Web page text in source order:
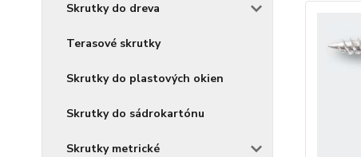
Skrutky do dreva
Terasové skrutky
Skrutky do plastových okien
Skrutky do sádrokartónu
Skrutky metrické